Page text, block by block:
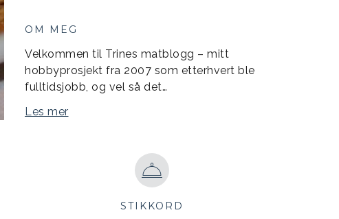
OM MEG
Velkommen til Trines matblogg – mitt
hobbyprosjekt fra 2007 som etterhvert ble
fulltidsjobb, og vel så det…
Les mer
STIKKORD